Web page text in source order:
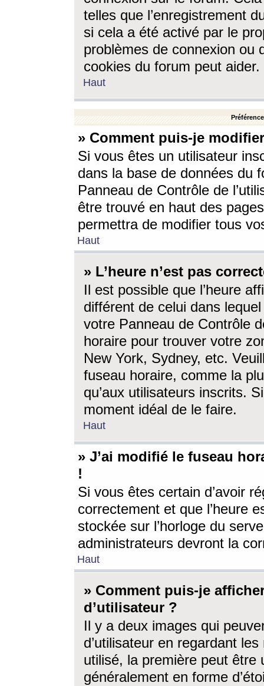
telles que l’enregistrement
si cela a été activé par le
problèmes de connexion ou
cookies du forum peut aider.
Haut
» Comment puis-je
Si vous êtes un utilisateur
dans la base de données du
Panneau de Contrôle de
être trouvé en haut des
permettra de modifier tous
Haut
» L’heure n’est pas
Il est possible que l’heure
différent de celui dans
votre Panneau de Contrôle
horaire pour trouver votre
New York, Sydney, etc.
fuseau horaire, comme la
qu’aux utilisateurs inscrits.
moment idéal de le faire.
Haut
» J’ai modifié le fuseau
!
Si vous êtes certain d’avoir
correctement et que l’heure
stockée sur l’horloge du
administrateurs devront la
Haut
» Comment puis-je
d’utilisateur ?
Il y a deux images qui
d’utilisateur en regardant
utilisé, la première peut être
généralement en forme